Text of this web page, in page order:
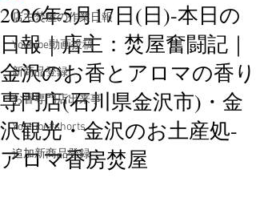
店主焚屋の作業日報
Youtube動画投稿
新商品登録
お香専門店出来事
Youtube#shorts
追加新商品登録
2026年5月17日(日)-本日の
日報｜店主：焚屋奮闘記｜
金沢のお香とアロマの香り
専門店(石川県金沢市)・金
沢観光・金沢のお土産処-
アロマ香房焚屋